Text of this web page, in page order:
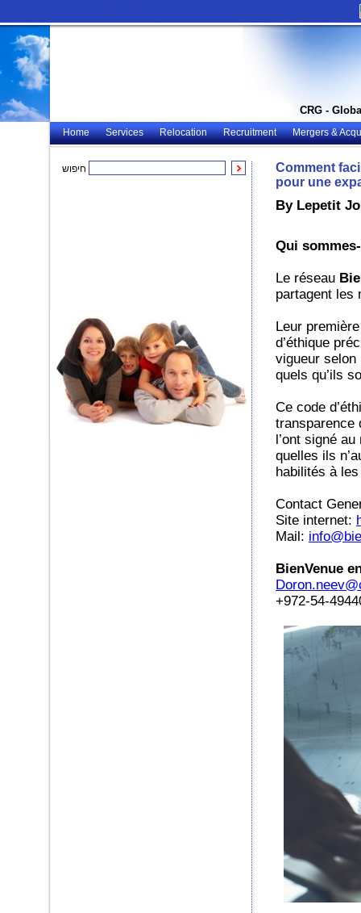
CRG -
Home Services Relocation Recruitment Mergers &
חיפוש
Comment
pour une
By Lepetit
Qui
Le réseau
partagent les
Leur
d’éthique
vigueur
quels qu’ils
Ce code
transparence
l’ont signé
quelles ils
habilités à
Contact
Site internet:
Mail:
BienVenue
+972-54-